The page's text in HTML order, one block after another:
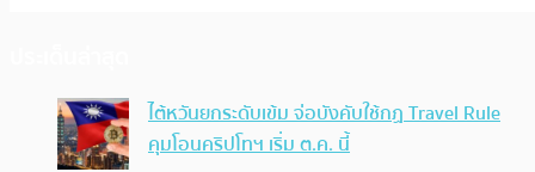
ไต้หวันยกระดับเข้ม จ่อบังคับใช้กฏ Travel Rule
คุมโอนคริปโทฯ เริ่ม ต.ค. นี้